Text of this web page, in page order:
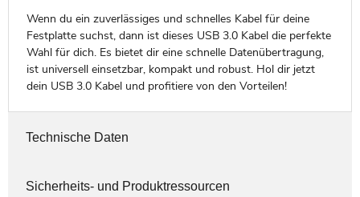
Wenn du ein zuverlässiges und schnelles Kabel für deine
Festplatte suchst, dann ist dieses USB 3.0 Kabel die perfekte
Wahl für dich. Es bietet dir eine schnelle Datenübertragung,
ist universell einsetzbar, kompakt und robust. Hol dir jetzt
dein USB 3.0 Kabel und profitiere von den Vorteilen!
Technische Daten
Sicherheits- und Produktressourcen